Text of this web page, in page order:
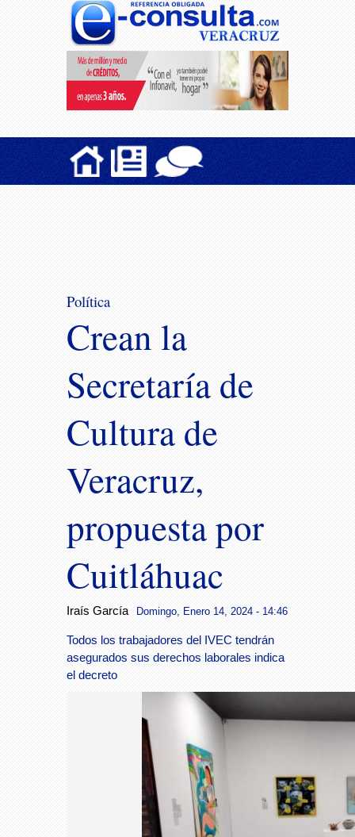
Política
Crean la
Secretaría de
Cultura de
Veracruz,
propuesta por
Cuitláhuac
Iraís García Domingo, Enero 14, 2024 - 14:46
Todos los trabajadores del IVEC tendrán
asegurados sus derechos laborales indica
el decreto